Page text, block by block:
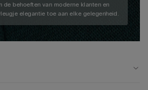
de behoeften van moderne klanten en
elegantie toe aan elke gelegenheid.